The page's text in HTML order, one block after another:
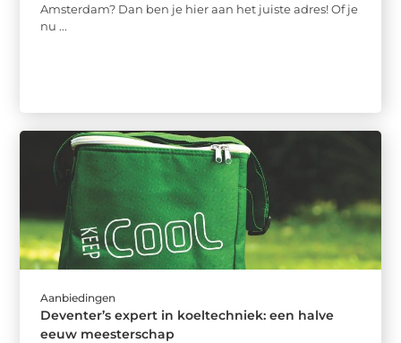
Amsterdam? Dan ben je hier aan het juiste adres! Of je
nu ...
Aanbiedingen
Deventer’s expert in koeltechniek: een halve
eeuw meesterschap